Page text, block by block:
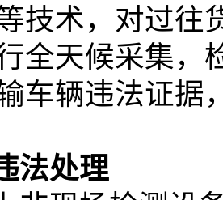
技术，对过往
全天候采集，
车辆违法证据
法处理